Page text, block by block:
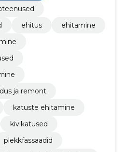
ehitus
ehitamine
ja remont
katuste ehitamine
kivikatused
plekkfassaadid